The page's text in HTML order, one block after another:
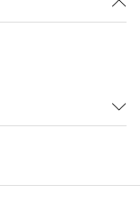
cu alcool
murdara si
prosop de